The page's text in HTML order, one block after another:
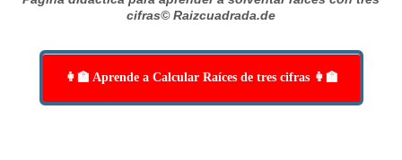
cifras© Raizcuadrada.de
👩‍🏫 Aprende a Calcular Raíces de tres cifras 👩‍🏫